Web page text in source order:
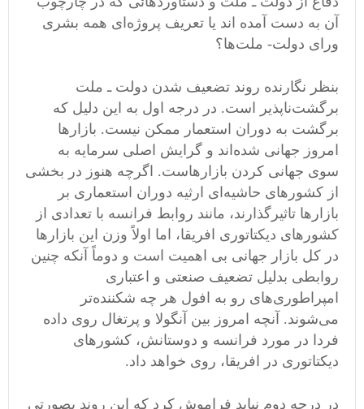
آن به دست آمده اند یا تعریف پروژه‌ای همه بشری
ورای دولت- ملت‌ها؟
بنظر نگارنده روند تضعیف شدن دولت ـ ملت
برگشت‌ناپذیر است. در درجه اول به این دلیل که
برگشت به دوران استعمار ممکن نیست. بازار‌ها
امروز جهانی شده‌اند و گرایش اصلی سرمایه به
سوی جهانی کردن بازار‌هاست. اگرچه هنوز در بخشی
از کشورهای حاشیه‌ای ارثیه دوران استعماری بر
بازارها تاثیرگذارند، مانند روابط فرانسه با تعدادی از
کشورهای دیکتاتوری افریقا، اما اولاً وزن این بازار‌ها
در کل بازار جهانی بی اهمیت است و دوماً آنکه چنین
روابطی بدلیل تضعیف صنعتی و اعتباری
امپراطوری‌های رو به افول هر چه شکننده‌تر
می‌شوند. آنچه امروز بین آنگولا و پرتغال روی داده
فردا در مورد فرانسه و دوستانش، کشور‌های
دیکتاتوری در افریقا، روی خواهد داد.
در درجه دوم نباید فراموش کرد که این روند بصورتی